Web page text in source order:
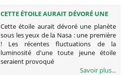
CETTE ÉTOILE AURAIT DÉVORÉ UNE
PLANÈTE SOUS LES YEUX DE LA NASA
: UNE PREMIÈRE !
Cette étoile aurait dévoré une planète
sous les yeux de la Nasa : une première
! Les récentes fluctuations de la
luminosité d'une toute jeune étoile
seraient provoqué
Savoir plus...